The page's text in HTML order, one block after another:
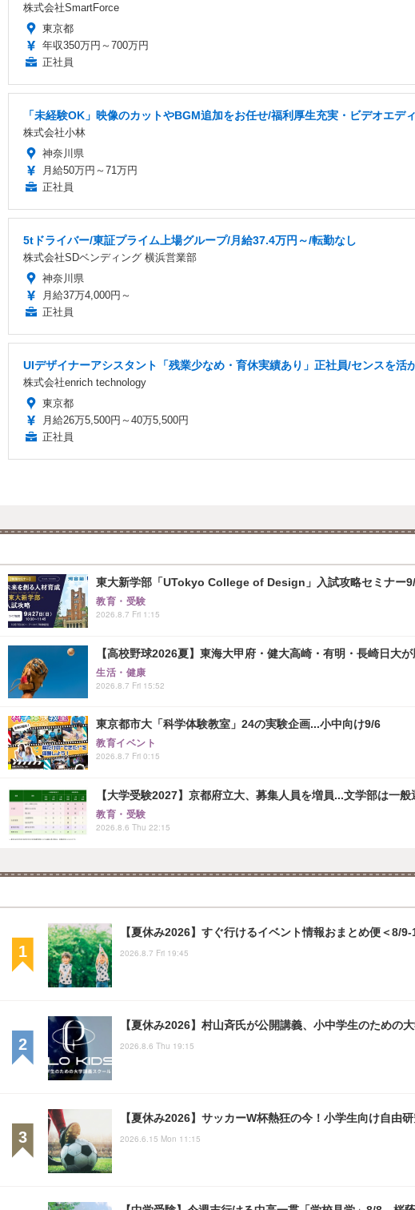
株式会社SmartForce
東京都
年収350万円～700万円
正社員
「未経験OK」映像のカットやBGM追加をお任せ/福利厚生充実・ビデオエデ
株式会社小林
神奈川県
月給50万円～71万円
正社員
5tドライバー/東証プライム上場グループ/月給37.4万円～/転勤なし
株式会社SDベンディング 横浜営業部
神奈川県
月給37万4,000円～
正社員
UIデザイナーアシスタント「残業少なめ・育休実績あり」正社員/センスを
株式会社enrich technology
東京都
月給26万5,500円～40万5,500円
正社員
東大新学部「UTokyo College of Design」入試攻略セミナー
教育・受験
2026.8.7 Fri 1:15
【高校野球2026夏】東海大甲府・健大高崎・有明・長崎日大
生活・健康
2026.8.7 Fri 15:52
東京都市大「科学体験教室」24の実験企画...小中向け9/6
教育イベント
2026.8.7 Fri 0:15
【大学受験2027】京都府立大、募集人員を増員...文学部は一般
教育・受験
2026.8.6 Thu 22:15
【夏休み2026】すぐ行けるイベント情報おまとめ便＜8/9-
2026.8.7 Fri 19:45
【夏休み2026】村山斉氏が公開講義、小中学生のための
2026.8.6 Thu 19:15
【夏休み2026】サッカーW杯熱狂の今！小学生向け自由
2026.6.15 Mon 11:15